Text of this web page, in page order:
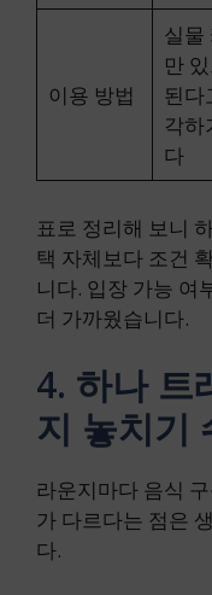
이용 방법
실물
만
된다
각하
다
표로 정리해 보니
택 자체보다 조건
니다. 입장 가능 여
더 가까웠습니다.
4. 하나 트
지 놓치기
라운지마다 음식
가 다르다는 점은
다.